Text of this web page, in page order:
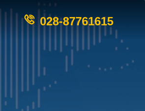
028-87761615